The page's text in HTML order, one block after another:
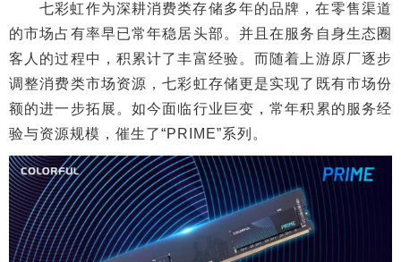
七彩虹作为深耕消费类存储多年的品牌，在零售渠道
的市场占有率早已常年稳居头部。并且在服务自身生态圈
客人的过程中，积累计了丰富经验。而随着上游原厂逐步
调整消费类市场资源，七彩虹存储更是实现了既有市场份
额的进一步拓展。如今面临行业巨变，常年积累的服务经
验与资源规模，催生了“PRIME”系列。